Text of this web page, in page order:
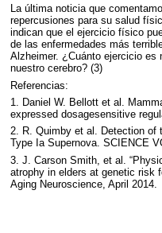
La última noticia que
repercusiones para su salud
indican que el ejercicio físico
de las enfermedades más
Alzheimer. ¿Cuánto ejercicio es
nuestro cerebro? (3)
Referencias:
1. Daniel W. Bellott et al.
expressed dosagesensitive
2. R. Quimby et al. Detection of
Type Ia Supernova. SCIENCE
3. J. Carson Smith, et al.
atrophy in elders at genetic risk
Aging Neuroscience, April 2014.